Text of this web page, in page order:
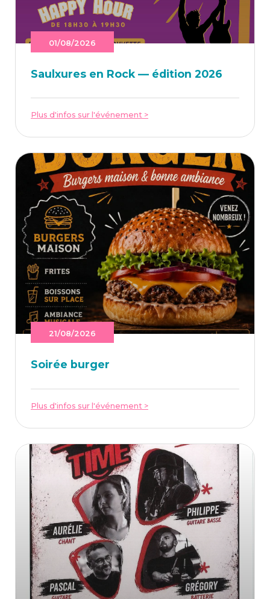
01/08/2026
Saulxures en Rock — édi­tion 2026
Plus d'infos sur l'événement >
21/08/2026
Soi­rée burger
Plus d'infos sur l'événement >